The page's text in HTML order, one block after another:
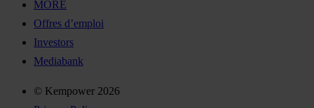
MORE
Offres d’emploi
Investors
Mediabank
© Kempower 2026